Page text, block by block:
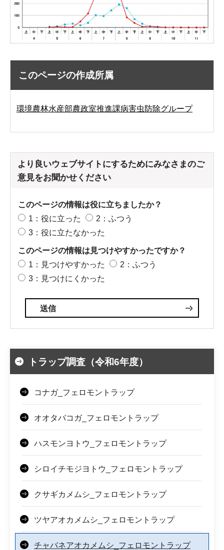
このページの作成所属
環境農林水産部農政室推進課病害虫防除グループ
より良いウェブサイトにするためにみなさまのご
意見をお聞かせください
このページの情報は役に立ちましたか？
1：役に立った
2：ふつう
3：役に立たなかった
このページの情報は見つけやすかったですか？
1：見つけやすかった
2：ふつう
3：見つけにくかった
トラップ調査（令和6年度）
コナガ_フェロモントラップ
オオタバコガ_フェロモントラップ
ハスモンヨトウ_フェロモントラップ
シロイチモジヨトウ_フェロモントラップ
クサギカメムシ_フェロモントラップ
ツヤアオカメムシ_フェロモントラップ
チャバネアオカメムシ_フェロモントラップ